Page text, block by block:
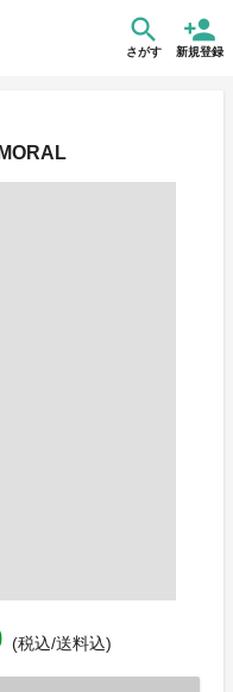
さがす 新規登録
(税込/送料込)